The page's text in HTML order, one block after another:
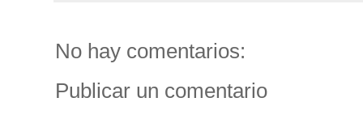
No hay comentarios:
Publicar un comentario